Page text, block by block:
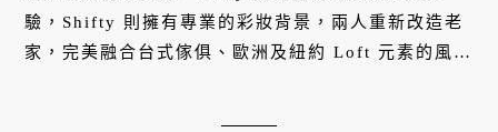
驗，Shifty 則擁有專業的彩妝背景，兩人重新改造老
家，完美融合台式傢俱、歐洲及紐約 Loft 元素的風格